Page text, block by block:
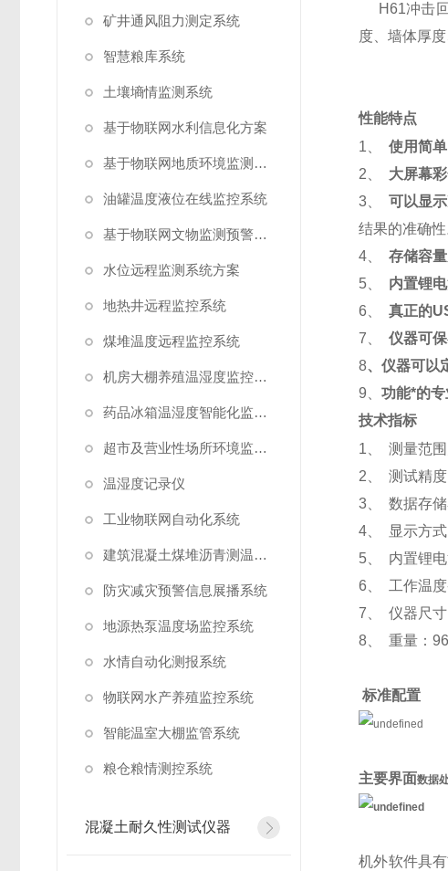
矿井通风阻力测定系统
智慧粮库系统
土壤墒情监测系统
基于物联网水利信息化方案
基于物联网地质环境监测预警方案
油罐温度液位在线监控系统
基于物联网文物监测预警解决方案
水位远程监测系统方案
地热井远程监控系统
煤堆温度远程监控系统
机房大棚养殖温湿度监控系统
药品冰箱温湿度智能化监控系统方案
超市及营业性场所环境监测系统
温湿度记录仪
工业物联网自动化系统
建筑混凝土煤堆沥青测温系统
防灾减灾预警信息展播系统
地源热泵温度场监控系统
水情自动化测报系统
物联网水产养殖监控系统
智能温室大棚监管系统
粮仓粮情测控系统
混凝土耐久性测试仪器
H61冲击
度、墙体厚
性能特点
1、使用简
2、 大屏幕
3、可以显
结果的准确性
4、存储容
5、 内置锂
6、真正的
7、仪器可
8、仪器可以
9、功能*的
技术指标
1、 测量范
2、 测试精
3、 数据存
4、 显示方
5、 内置锂
6、 工作温
7、 仪器尺
8、 重量：
标准配置
主要界面数据
机外软件具